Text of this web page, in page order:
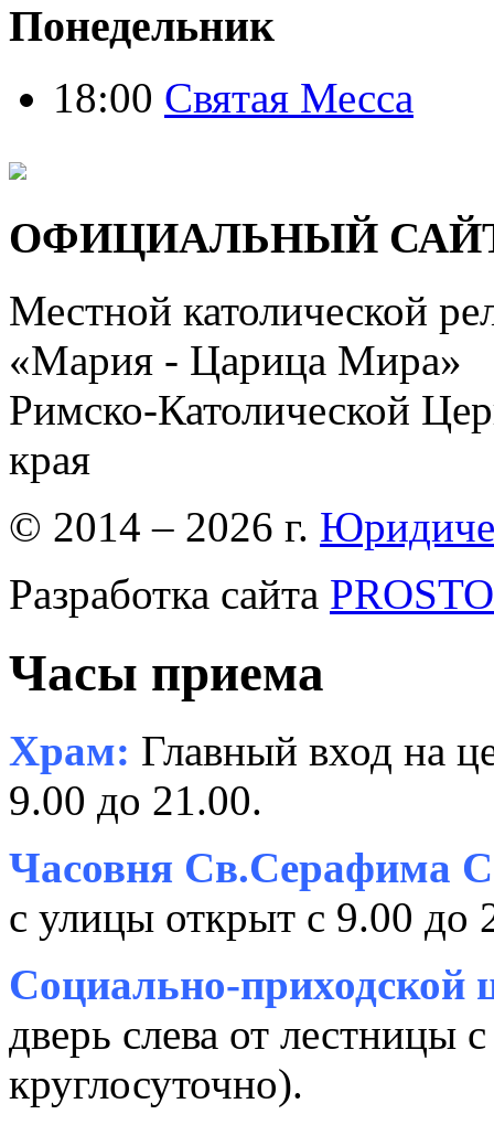
Понедельник
18:00 Святая Месса
ОФИЦИАЛЬНЫЙ
Местной католической
«Мария - Царица Мира»
Римско-Католической
края
© 2014 – 2026 г.
Разработка сайта
Часы приема
Храм: Главный вход на
9.00 до 21.00.
Часовня Св.Серафима
с улицы открыт с 9.00 до
Социально-приходской
дверь слева от лестницы
круглосуточно).